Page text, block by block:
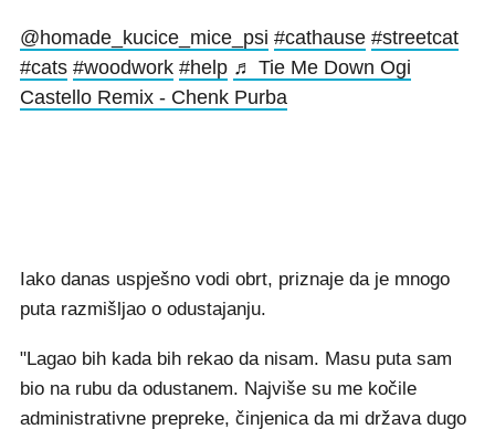
@homade_kucice_mice_psi #cathause #streetcat
#cats #woodwork #help ♬ Tie Me Down Ogi
Castello Remix - Chenk Purba
Iako danas uspješno vodi obrt, priznaje da je mnogo
puta razmišljao o odustajanju.
"Lagao bih kada bih rekao da nisam. Masu puta sam
bio na rubu da odustanem. Najviše su me kočile
administrativne prepreke, činjenica da mi država dugo